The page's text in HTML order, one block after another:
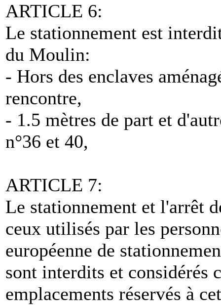
ARTICLE 6:
Le stationnement est
du Moulin:
- Hors des enclaves
rencontre,
- 1.5 mètres de part et
n°36 et 40,
ARTICLE 7:
Le stationnement et l'arrêt
ceux utilisés par les
européenne de
sont interdits et considérés
emplacements réservés à